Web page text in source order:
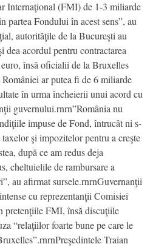
Internaţional (FMI) de 1-3 miliarde
partea Fondului în acest sens”, au
autorităţile de la Bucureşti au
dea acordul pentru contractarea
însă oficialii de la Bruxelles
ar putea fi de 6 miliarde
în urma încheierii unui acord cu
guvernului.rnrn”România nu
impuse de Fond, întrucât ni s-
şi impozitelor pentru a creşte
după ce am redus deja
cheltuielile de rambursare a
au afirmat sursele.rnrnGuvernanţii
cu reprezentanţii Comisiei
pretenţiile FMI, însă discuţiile
“relaţiilor foarte bune pe care le
Traian